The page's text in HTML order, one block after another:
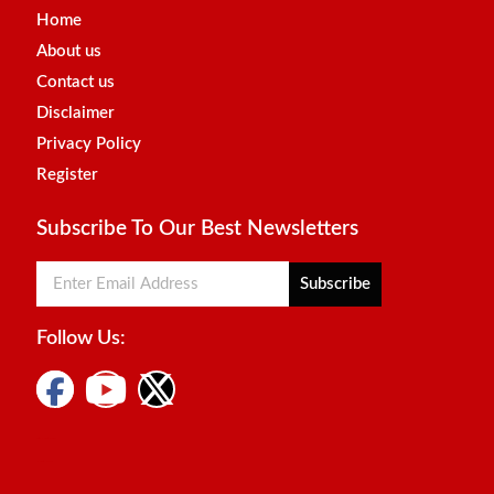
Home
About us
Contact us
Disclaimer
Privacy Policy
Register
Subscribe To Our Best Newsletters
Subscribe
Follow Us: